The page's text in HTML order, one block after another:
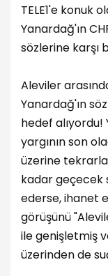
TELE1'e konuk
Yanardağ'ın
sözlerine karşı
Aleviler
Yanardağ'ın
hedef alıyordu!
yargının son
üzerine
kadar geçecek
ederse, ihanet
görüşünü
ile genişletmiş
üzerinden de